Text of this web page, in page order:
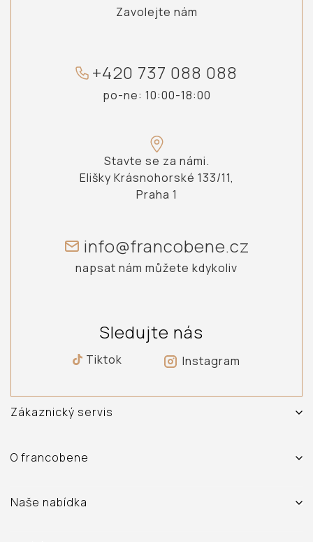
Zavolejte nám
+420 737 088 088
po-ne: 10:00-18:00
Stavte se za námi.
Elišky Krásnohorské 133/11,
Praha 1
info@francobene.cz
napsat nám můžete kdykoliv
Sledujte nás
Tiktok Instagram
Zákaznický servis
Doprava a platba
Ochrana osobních údajů
O francobene
Prodejna
Naše nabídka